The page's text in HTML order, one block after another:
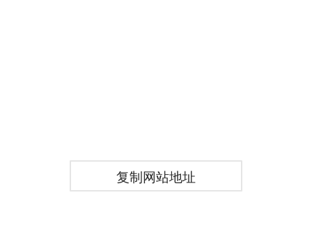
复制网站地址